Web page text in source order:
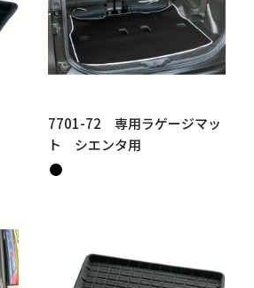
7701-72 専用ラゲージマッ
ト シエンタ用